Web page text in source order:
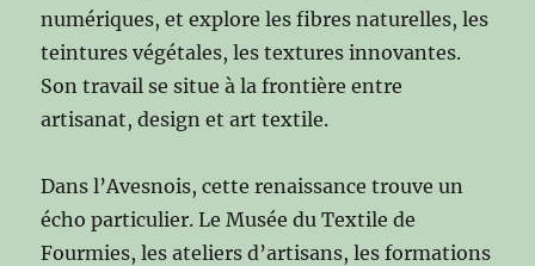
numériques, et explore les fibres naturelles, les
teintures végétales, les textures innovantes.
Son travail se situe à la frontière entre
artisanat, design et art textile.
Dans l’Avesnois, cette renaissance trouve un
écho particulier. Le Musée du Textile de
Fourmies, les ateliers d’artisans, les formations